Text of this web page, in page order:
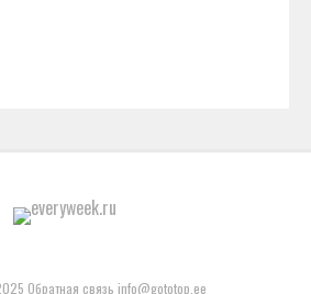
Обратная связь info@gototop.ee